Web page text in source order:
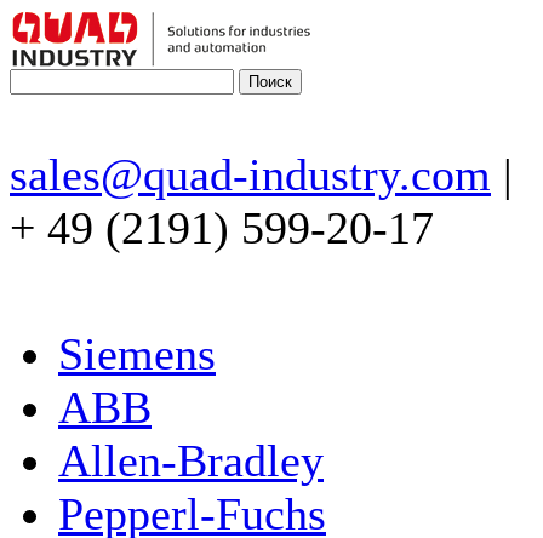
sales@quad-industry.com |
+ 49 (2191) 599-20-17
Siemens
ABB
Allen-Bradley
Pepperl-Fuchs